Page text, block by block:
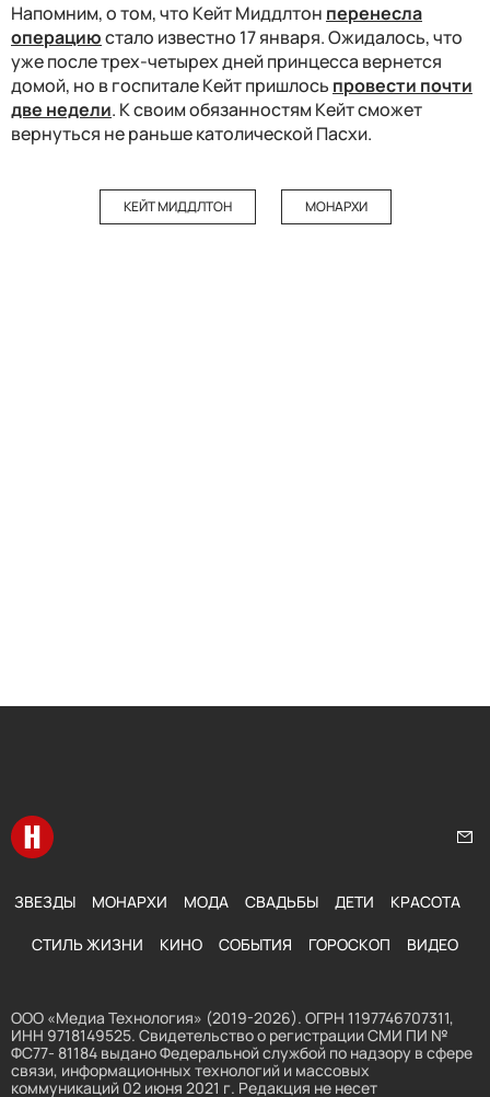
Напомним, о том, что Кейт Миддлтон перенесла
операциюстало известно 17 января. Ожидалось, что
уже после трех-четырех дней принцесса вернется
домой, но в госпитале Кейт пришлось провести почти
две недели. К своим обязанностям Кейт сможет
вернуться не раньше католической Пасхи.
КЕЙТ МИДДЛТОН МОНАРХИ
Перейти на главную
ЗВЕЗДЫ МОНАРХИ МОДА СВАДЬБЫ ДЕТИ КРАСОТА
СТИЛЬ ЖИЗНИ КИНО СОБЫТИЯ ГОРОСКОП ВИДЕО
ООО «Медиа Технология» (2019-2026). ОГРН 1197746707311,
ИНН 9718149525. Свидетельство о регистрации СМИ ПИ №
ФС77- 81184 выдано Федеральной службой по надзору в сфере
связи, информационных технологий и массовых
коммуникаций 02 июня 2021 г. Редакция не несет